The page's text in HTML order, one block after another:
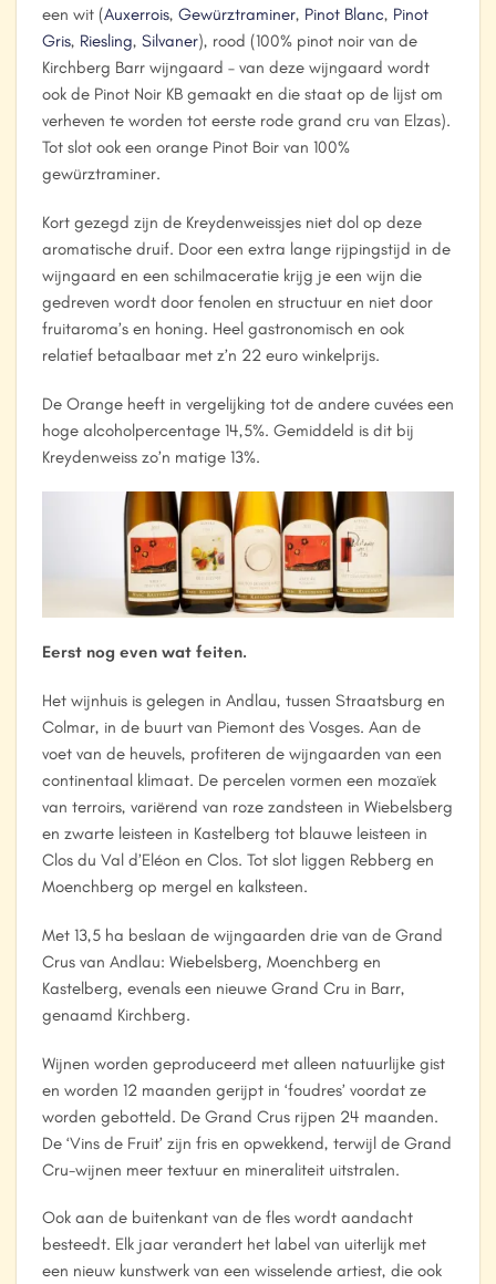
een wit (Auxerrois, Gewürztraminer, Pinot Blanc, Pinot
Gris, Riesling, Silvaner), rood (100% pinot noir van de
Kirchberg Barr wijngaard – van deze wijngaard wordt
ook de Pinot Noir KB gemaakt en die staat op de lijst om
verheven te worden tot eerste rode grand cru van Elzas).
Tot slot ook een orange Pinot Boir van 100%
gewürztraminer.
Kort gezegd zijn de Kreydenweissjes niet dol op deze
aromatische druif. Door een extra lange rijpingstijd in de
wijngaard en een schilmaceratie krijg je een wijn die
gedreven wordt door fenolen en structuur en niet door
fruitaroma’s en honing. Heel gastronomisch en ook
relatief betaalbaar met z’n 22 euro winkelprijs.
De Orange heeft in vergelijking tot de andere cuvées een
hoge alcoholpercentage 14,5%. Gemiddeld is dit bij
Kreydenweiss zo’n matige 13%.
Eerst nog even wat feiten.
Het wijnhuis is gelegen in Andlau, tussen Straatsburg en
Colmar, in de buurt van Piemont des Vosges. Aan de
voet van de heuvels, profiteren de wijngaarden van een
continentaal klimaat. De percelen vormen een mozaïek
van terroirs, variërend van roze zandsteen in Wiebelsberg
en zwarte leisteen in Kastelberg tot blauwe leisteen in
Clos du Val d’Eléon en Clos. Tot slot liggen Rebberg en
Moenchberg op mergel en kalksteen.
Met 13,5 ha beslaan de wijngaarden drie van de Grand
Crus van Andlau: Wiebelsberg, Moenchberg en
Kastelberg, evenals een nieuwe Grand Cru in Barr,
genaamd Kirchberg.
Wijnen worden geproduceerd met alleen natuurlijke gist
en worden 12 maanden gerijpt in ‘foudres’ voordat ze
worden gebotteld. De Grand Crus rijpen 24 maanden.
De ‘Vins de Fruit’ zijn fris en opwekkend, terwijl de Grand
Cru-wijnen meer textuur en mineraliteit uitstralen.
Ook aan de buitenkant van de fles wordt aandacht
besteedt. Elk jaar verandert het label van uiterlijk met
een nieuw kunstwerk van een wisselende artiest, die ook